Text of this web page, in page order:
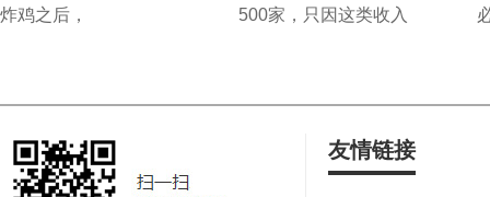
炸鸡之后，
500家，只因这类收入
友情链接